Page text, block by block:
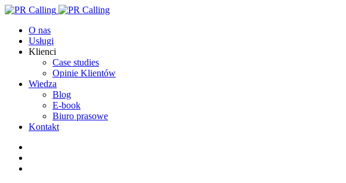
O nas
Usługi
Klienci
Case studies
Opinie Klientów
Wiedza
Blog
E-book
Biuro prasowe
Kontakt